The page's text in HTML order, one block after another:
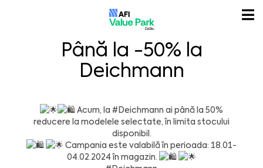
Până la -50% la
Deichmann
Acum, la #Deichmann ai până la 50%
reducere la modelele selectate, în limita stocului
disponibil.
Campania este valabilă în perioada: 18.01-
04.02.2024 în magazin.